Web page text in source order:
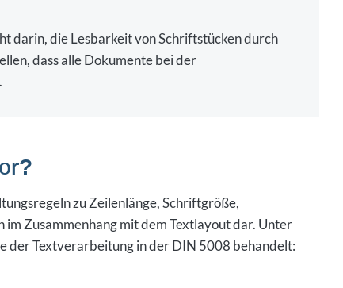
darin, die Lesbarkeit von Schriftstücken durch
dass alle Dokumente bei der
zu Zeilenlänge, Schriftgröße,
Zusammenhang mit dem Textlayout dar. Unter
der Textverarbeitung in der DIN 5008 behandelt: